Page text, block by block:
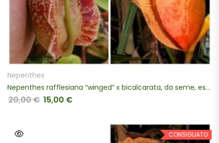
SCEGLI
Nepenthes
Nepenthes rafflesiana “winged” x bicalcarata, da seme, esemplari assortiti
20,00€ Il prezzo originale era: 20,00 €.
15,00 €
CONSIGLIATO